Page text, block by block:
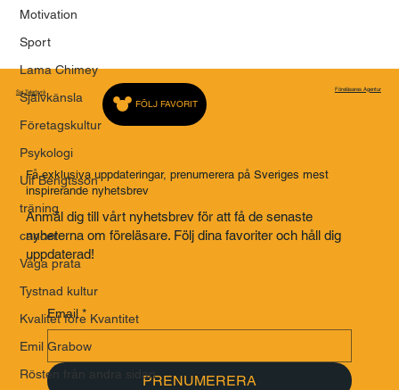
Motivation
Sport
Lama Chimey
Självkänsla
Företagskultur
Psykologi
Ulf Bengtsson
träning
cancer
Våga prata
Tystnad kultur
Kvalitet före Kvantitet
Emil Grabow
Rösten från andra sidan
Saj Talarbyrå Föreläsares Agentur
FÖLJ FAVORIT
Få exklusiva uppdateringar, prenumerera på Sveriges mest
inspirerande nyhetsbrev
Anmäl dig till vårt nyhetsbrev för att få de senaste
nyheterna om föreläsare. Följ dina favoriter och håll dig
uppdaterad!
Email *
PRENUMERERA